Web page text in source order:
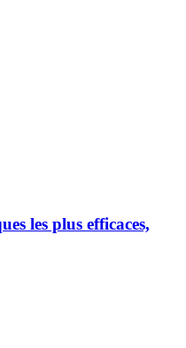
les plus efficaces,